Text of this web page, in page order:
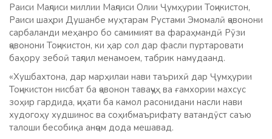
Раиси Маҷлиси миллии Маҷлиси Олии Ҷумҳурии Тоҷикистон,
Раиси шаҳри Душанбе муҳтарам Рустами Эмомалӣ ҷавонони
сарбаланди меҳанро бо самимият ва фараҳмандӣ Рӯзи
ҷавонони Тоҷикистон, ки ҳар сол дар фасли пуртаровати
баҳору зебоӣ таҷлил менамоем, табрик намудаанд.
«Хушбахтона, дар марҳилаи нави таърихӣ дар Ҷумҳурии
Тоҷикистон нисбат ба ҷавонон таваҷҷуҳ ва ғамхории махсус
зоҳир гардида, ҷиҳати ба камол расонидани насли нави
худогоҳу худшинос ва соҳибмаърифату ватандӯст саъю
талоши бесобиқа анҷом дода мешавад.